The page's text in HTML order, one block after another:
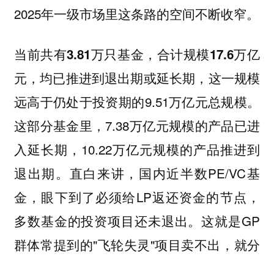
2025年一级市场里这条路的空间不断收窄。
当前共有3.81万只基金，合计规模17.6万亿
元，均已推进到退出期或延长期， 这一规模
远高于仍处于投资期的9.51万亿元总规模。
这部分基金里，7.38万亿元规模的产品已进
入延长期，10.22万亿元规模的产品推进到
退出期。直白来讲，国内近半数PE/VC基
金，眼下到了必须给LP返还资金的节点，
多数基金的投资项目还未退出。这就是GP
群体常提到的"飞轮失灵"项目卖不出，就分